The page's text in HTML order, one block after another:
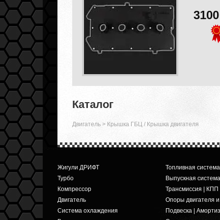
Каталог
Двигатель > Крышка ГБЦ / Крышка двигателя
Жигули ДРИФТ
Турбо
Компрессор
Двигатель
Система охлаждения
Топливная система
Выпускная система
Трансмиссия | КПП
Опоры двигателя
Подвеска |